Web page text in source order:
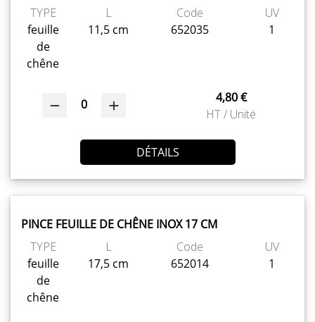
TYPE
feuille
de
chêne
L
11,5 cm
Code
652035
UV
1
0
4,80 €
HT / Unité
DÉTAILS
PINCE FEUILLE DE CHÊNE INOX 17 CM
TYPE
feuille
de
chêne
L
17,5 cm
Code
652014
UV
1